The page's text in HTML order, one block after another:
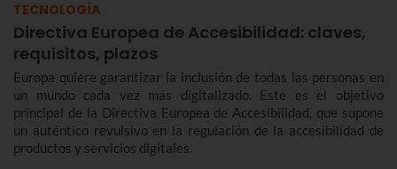
TECNOLOGÍA
Directiva Europea de Accesibilidad: claves,
requisitos, plazos
Europa quiere garantizar la inclusión de todas las personas en
un mundo cada vez más digitalizado. Este es el objetivo
principal de la Directiva Europea de Accesibilidad, que supone
un auténtico revulsivo en la regulación de la accesibilidad de
productos y servicios digitales.